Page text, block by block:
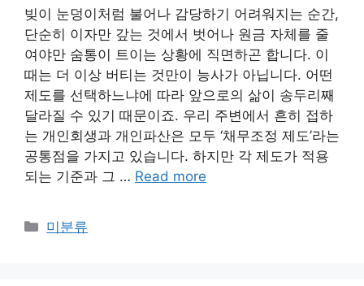
빚이 눈덩이처럼 불어나 감당하기 어려워지는 순간,
단순히 이자만 갚는 것에서 벗어나 원금 자체를 줄
여야만 숨통이 트이는 상황에 직면하곤 합니다. 이
때는 더 이상 버티는 것만이 능사가 아닙니다. 어떤
제도를 선택하느냐에 따라 앞으로의 삶이 송두리째
달라질 수 있기 때문이죠. 우리 주변에서 흔히 접하
는 개인회생과 개인파산은 모두 ‘채무조정 제도’라는
공통점을 가지고 있습니다. 하지만 각 제도가 적용
되는 기준과 그 … Read more
Categories
미분류